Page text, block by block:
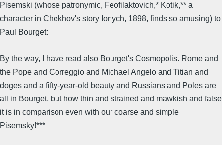
Pisemski (whose patronymic, Feofilaktovich,* Kotik,** a
character in Chekhov's story Ionych, 1898, finds so amusing) to
Paul Bourget:
By the way, I have read also Bourget's Cosmopolis. Rome and
the Pope and Correggio and Michael Angelo and Titian and
doges and a fifty-year-old beauty and Russians and Poles are
all in Bourget, but how thin and strained and mawkish and false
it is in comparison even with our coarse and simple
Pisemsky!***